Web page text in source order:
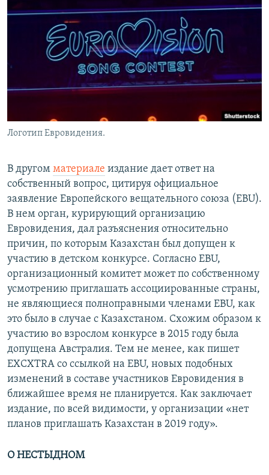
Логотип Евровидения.
В другом материале издание дает ответ на
собственный вопрос, цитируя официальное
заявление Европейского вещательного союза (EBU).
В нем орган, курирующий организацию
Евровидения, дал разъяснения относительно
причин, по которым Казахстан был допущен к
участию в детском конкурсе. Согласно EBU,
организационный комитет может по собственному
усмотрению приглашать ассоциированные страны,
не являющиеся полноправными членами EBU, как
это было в случае с Казахстаном. Схожим образом к
участию во взрослом конкурсе в 2015 году была
допущена Австралия. Тем не менее, как пишет
EXCXTRA со ссылкой на EBU, новых подобных
изменений в составе участников Евровидения в
ближайшее время не планируется. Как заключает
издание, по всей видимости, у организации «нет
планов приглашать Казахстан в 2019 году».
О НЕСТЫДНОМ